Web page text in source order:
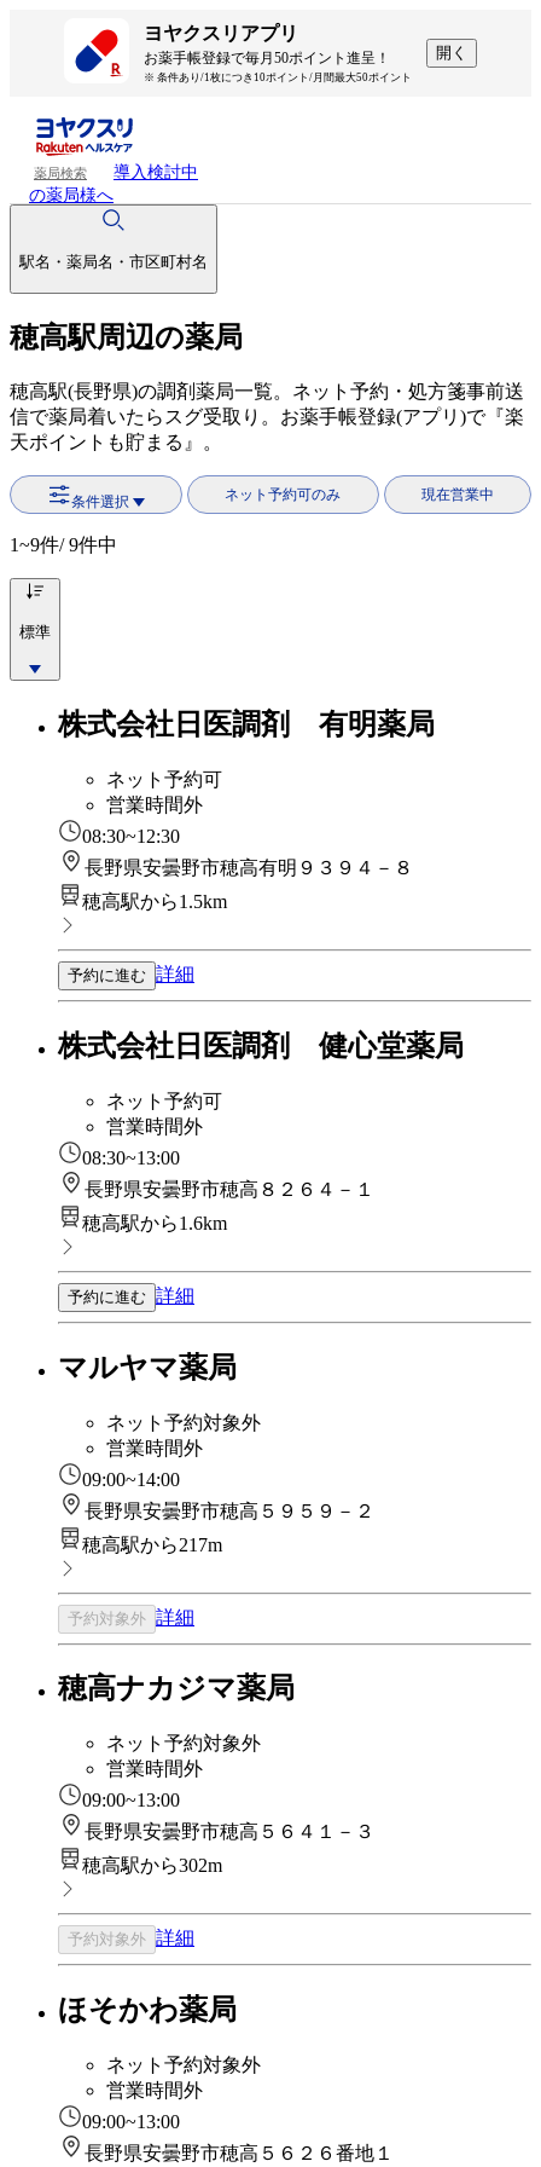
ヨヤクスリアプリ
お薬手帳登録で毎月50ポイント進呈！
※ 条件あり/1枚につき10ポイント/月間最大50ポイント
開く
薬局検索
導入検討中
の薬局様へ
駅名・薬局名・市区町村名
穂高駅周辺の薬局
穂高駅(長野県)の調剤薬局一覧。ネット予約・処方箋事前送
信で薬局着いたらスグ受取り。お薬手帳登録(アプリ)で『楽
天ポイントも貯まる』。
条件選択 ネット予約可のみ 現在営業中
1~9件/ 9件中
標準
株式会社日医調剤 有明薬局
ネット予約可
営業時間外
08:30~12:30
長野県安曇野市穂高有明９３９４－８
穂高駅から1.5km
予約に進む 詳細
株式会社日医調剤 健心堂薬局
ネット予約可
営業時間外
08:30~13:00
長野県安曇野市穂高８２６４－１
穂高駅から1.6km
予約に進む 詳細
マルヤマ薬局
ネット予約対象外
営業時間外
09:00~14:00
長野県安曇野市穂高５９５９－２
穂高駅から217m
予約対象外 詳細
穂高ナカジマ薬局
ネット予約対象外
営業時間外
09:00~13:00
長野県安曇野市穂高５６４１－３
穂高駅から302m
予約対象外 詳細
ほそかわ薬局
ネット予約対象外
営業時間外
09:00~13:00
長野県安曇野市穂高５６２６番地１